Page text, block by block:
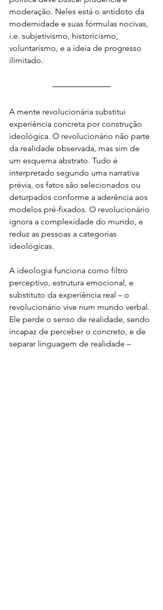
moderação. Neles está o antídoto da
modernidade e suas fórmulas nocivas,
i.e. subjetivismo, historicismo,
voluntarismo, e a ideia de progresso
ilimitado.
A mente revolucionária substitui
experiência concreta por construção
ideológica. O revolucionário não parte
da realidade observada, mas sim de
um esquema abstrato. Tudo é
interpretado segundo uma narrativa
prévia, os fatos são selecionados ou
deturpados conforme a aderência aos
modelos pré-fixados. O revolucionário
ignora a complexidade do mundo, e
reduz as pessoas a categorias
ideológicas.
A ideologia funciona como filtro
perceptivo, estrutura emocional, e
substituto da experiência real – o
revolucionário vive num mundo verbal.
Ele perde o senso de realidade, sendo
incapaz de perceber o concreto, e de
separar linguagem de realidade –